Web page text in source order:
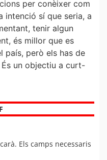
per conèixer com
intenció sí que seria, a
tenir algun
és millor que es
país, però els has de
un objectiu a curt-
Els camps necessaris